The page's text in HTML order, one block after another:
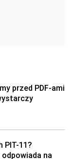
przed PDF-ami
PIT-11?
na